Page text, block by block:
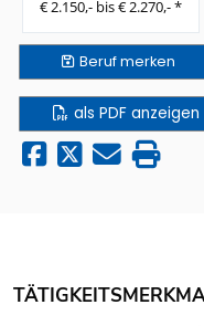
€ 2.150,- bis € 2.270,- *
Berufmerken
als PDF anzeigen